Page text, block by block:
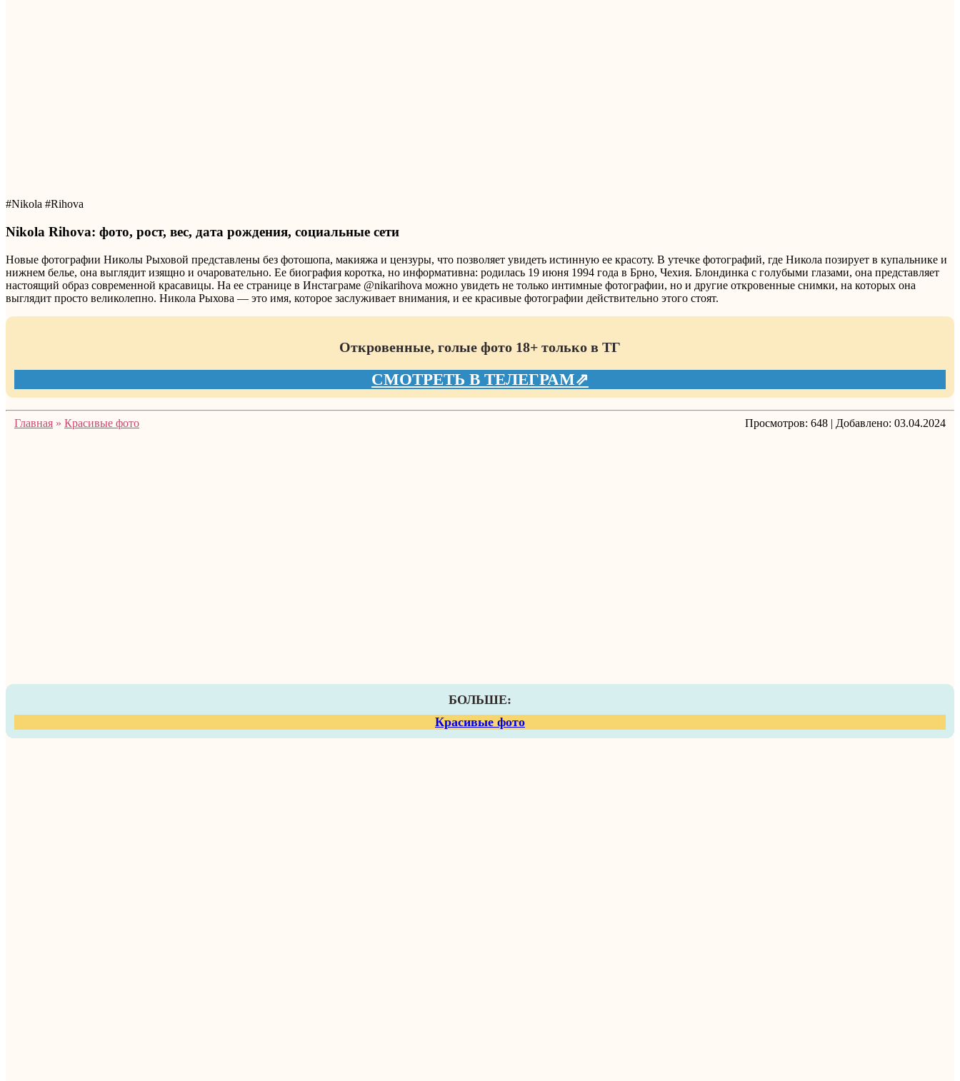
#Nikola #Rihova
Nikola Rihova: фото, рост, вес, дата рождения, социальные сети
Новые фотографии Николы Рыховой представлены без фотошопа, макияжа и цензуры, что позволяет увидеть истинную ее красоту. В утечке фотографий, где Никола позирует в купальнике и
нижнем белье, она выглядит изящно и очаровательно. Ее биография коротка, но информативна: родилась 19 июня 1994 года в Брно, Чехия. Блондинка с голубыми глазами, она представляет
настоящий образ современной красавицы. На ее странице в Инстаграме @nikarihova можно увидеть не только интимные фотографии, но и другие откровенные снимки, на которых она
выглядит просто великолепно. Никола Рыхова — это имя, которое заслуживает внимания, и ее красивые фотографии действительно этого стоят.
Откровенные, голые фото 18+ только в ТГ
СМОТРЕТЬ В ТЕЛЕГРАМ⇗
Главная » Красивые фото Просмотров: 648 | Добавлено: 03.04.2024
БОЛЬШЕ:
Красивые фото